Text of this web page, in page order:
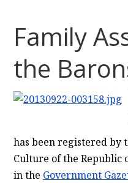
Family
the
has been registered by
Culture of the Republic
in the Government